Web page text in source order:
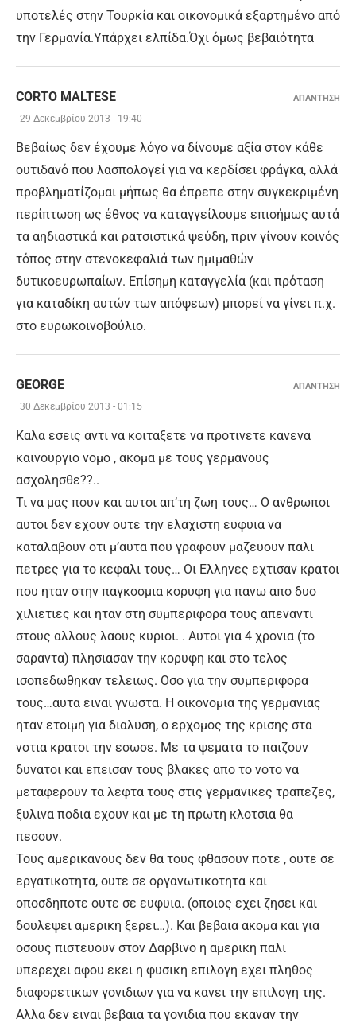
υποτελές στην Τουρκία και οικονομικά εξαρτημένο από
την Γερμανία.Υπάρχει ελπίδα.Όχι όμως βεβαιότητα
CORTO MALTESE
29 Δεκεμβρίου 2013 - 19:40
Βεβαίως δεν έχουμε λόγο να δίνουμε αξία στον κάθε
ουτιδανό που λασπολογεί για να κερδίσει φράγκα, αλλά
προβληματίζομαι μήπως θα έπρεπε στην συγκεκριμένη
περίπτωση ως έθνος να καταγγείλουμε επισήμως αυτά
τα αηδιαστικά και ρατσιστικά ψεύδη, πριν γίνουν κοινός
τόπος στην στενοκεφαλιά των ημιμαθών
δυτικοευρωπαίων. Επίσημη καταγγελία (και πρόταση
για καταδίκη αυτών των απόψεων) μπορεί να γίνει π.χ.
στο ευρωκοινοβούλιο.
ΑΠΑΝΤΗΣΗ
GEORGE
30 Δεκεμβρίου 2013 - 01:15
Καλα εσεις αντι να κοιταξετε να προτινετε κανενα
καινουργιο νομο , ακομα με τους γερμανους
ασχολησθε??..
Τι να μας πουν και αυτοι απ’τη ζωη τους… Ο ανθρωποι
αυτοι δεν εχουν ουτε την ελαχιστη ευφυια να
καταλαβουν οτι μ’αυτα που γραφουν μαζευουν παλι
πετρες για το κεφαλι τους… Οι Ελληνες εχτισαν κρατοι
που ηταν στην παγκοσμια κορυφη για πανω απο δυο
χιλιετιες και ηταν στη συμπεριφορα τους απεναντι
στους αλλους λαους κυριοι. . Αυτοι για 4 χρονια (το
σαραντα) πλησιασαν την κορυφη και στο τελος
ισοπεδωθηκαν τελειως. Οσο για την συμπεριφορα
τους…αυτα ειναι γνωστα. Η οικονομια της γερμανιας
ηταν ετοιμη για διαλυση, ο ερχομος της κρισης στα
νοτια κρατοι την εσωσε. Με τα ψεματα το παιζουν
δυνατοι και επεισαν τους βλακες απο το νοτο να
μεταφερουν τα λεφτα τους στις γερμανικες τραπεζες,
ξυλινα ποδια εχουν και με τη πρωτη κλοτσια θα
πεσουν.
Τους αμερικανους δεν θα τους φθασουν ποτε , ουτε σε
εργατικοτητα, ουτε σε οργανωτικοτητα και
οποσδηποτε ουτε σε ευφυια. (οποιος εχει ζησει και
δουλεψει αμερικη ξερει…). Και βεβαια ακομα και για
οσους πιστευουν στον Δαρβινο η αμερικη παλι
υπερεχει αφου εκει η φυσικη επιλογη εχει πληθος
διαφορετικων γονιδιων για να κανει την επιλογη της.
Αλλα δεν ειναι βεβαια τα γονιδια που εκαναν την
ΑΠΑΝΤΗΣΗ